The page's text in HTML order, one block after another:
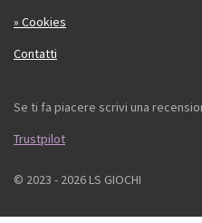
» Cookies
Contatti
Se ti fa piacere scrivi una
Trustpilot
© 2023 - 2026 LS GIOCHI